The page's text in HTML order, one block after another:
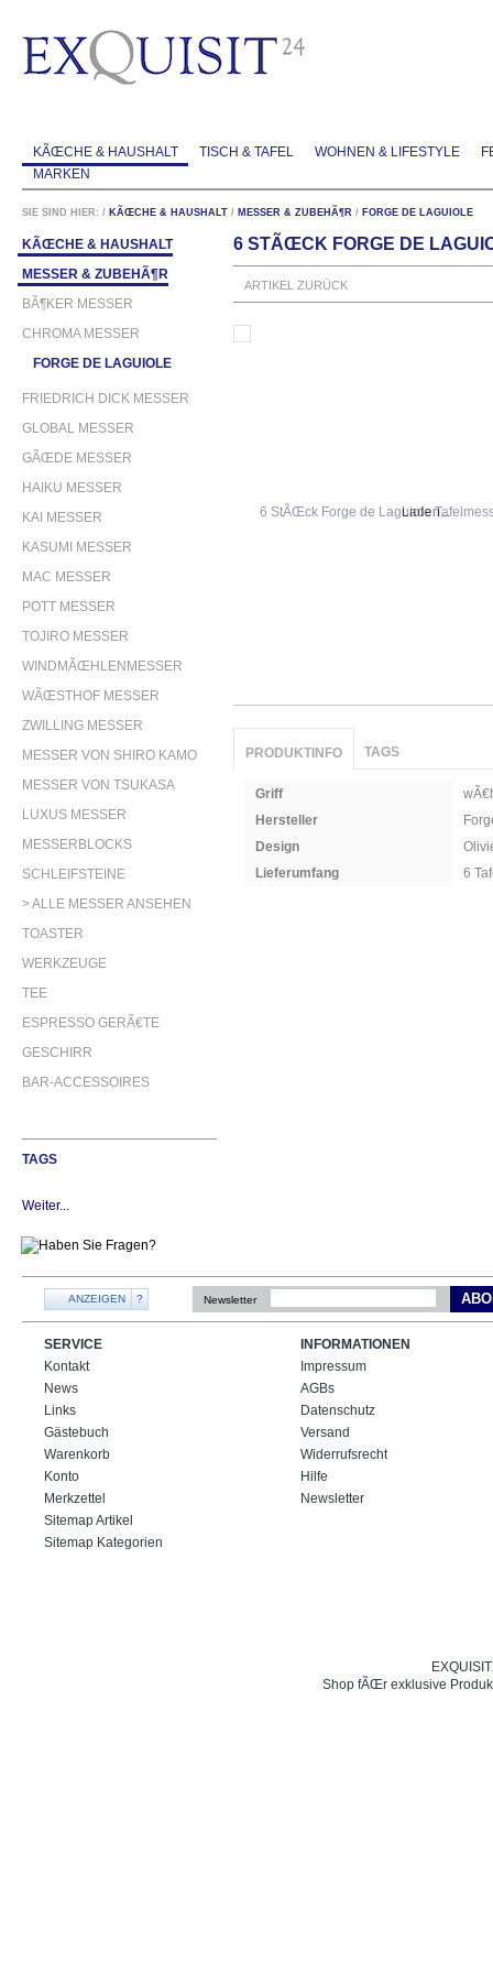
KÃŒCHE & HAUSHALT TISCH & TAFEL WOHNEN & LIFESTYLE
MARKEN
SIE SIND HIER: / KÃŒCHE & HAUSHALT / MESSER & ZUBEHÃ¶R / FORGE DE LAGUIOLE
KÃŒCHE & HAUSHALT
MESSER & ZUBEHÃ¶R
BÃ¶KER MESSER
CHROMA MESSER
FORGE DE LAGUIOLE
FRIEDRICH DICK MESSER
GLOBAL MESSER
GÃŒDE MESSER
HAIKU MESSER
KAI MESSER
KASUMI MESSER
MAC MESSER
POTT MESSER
TOJIRO MESSER
WINDMÃŒHLENMESSER
WÃŒSTHOF MESSER
ZWILLING MESSER
MESSER VON SHIRO KAMO
MESSER VON TSUKASA
LUXUS MESSER
MESSERBLOCKS
SCHLEIFSTEINE
> ALLE MESSER ANSEHEN
TOASTER
WERKZEUGE
TEE
ESPRESSO GERÃ€TE
GESCHIRR
BAR-ACCESSOIRES
TAGS
Weiter...
6 STÃŒCK FORGE DE
ARTIKEL ZURÜCK
Laden...
PRODUKTINFO TAGS
Griff
Hersteller
Design
Lieferumfang
6
ANZEIGEN ? Newsletter
SERVICE
Kontakt
News
Links
Gästebuch
Warenkorb
Konto
Merkzettel
Sitemap Artikel
Sitemap Kategorien
INFORMATIONEN
Impressum
AGBs
Datenschutz
Versand
Widerrufsrecht
Hilfe
Newsletter
Shop fÃŒr exklusive